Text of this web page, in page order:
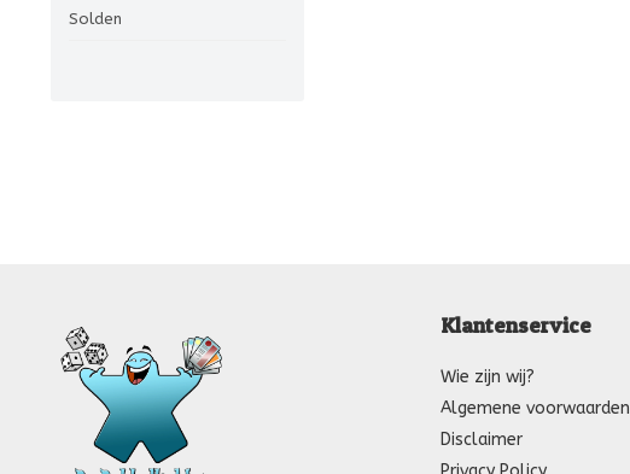
Solden
Klantenservice
Wie zijn wij?
Algemene voorwaarden
Disclaimer